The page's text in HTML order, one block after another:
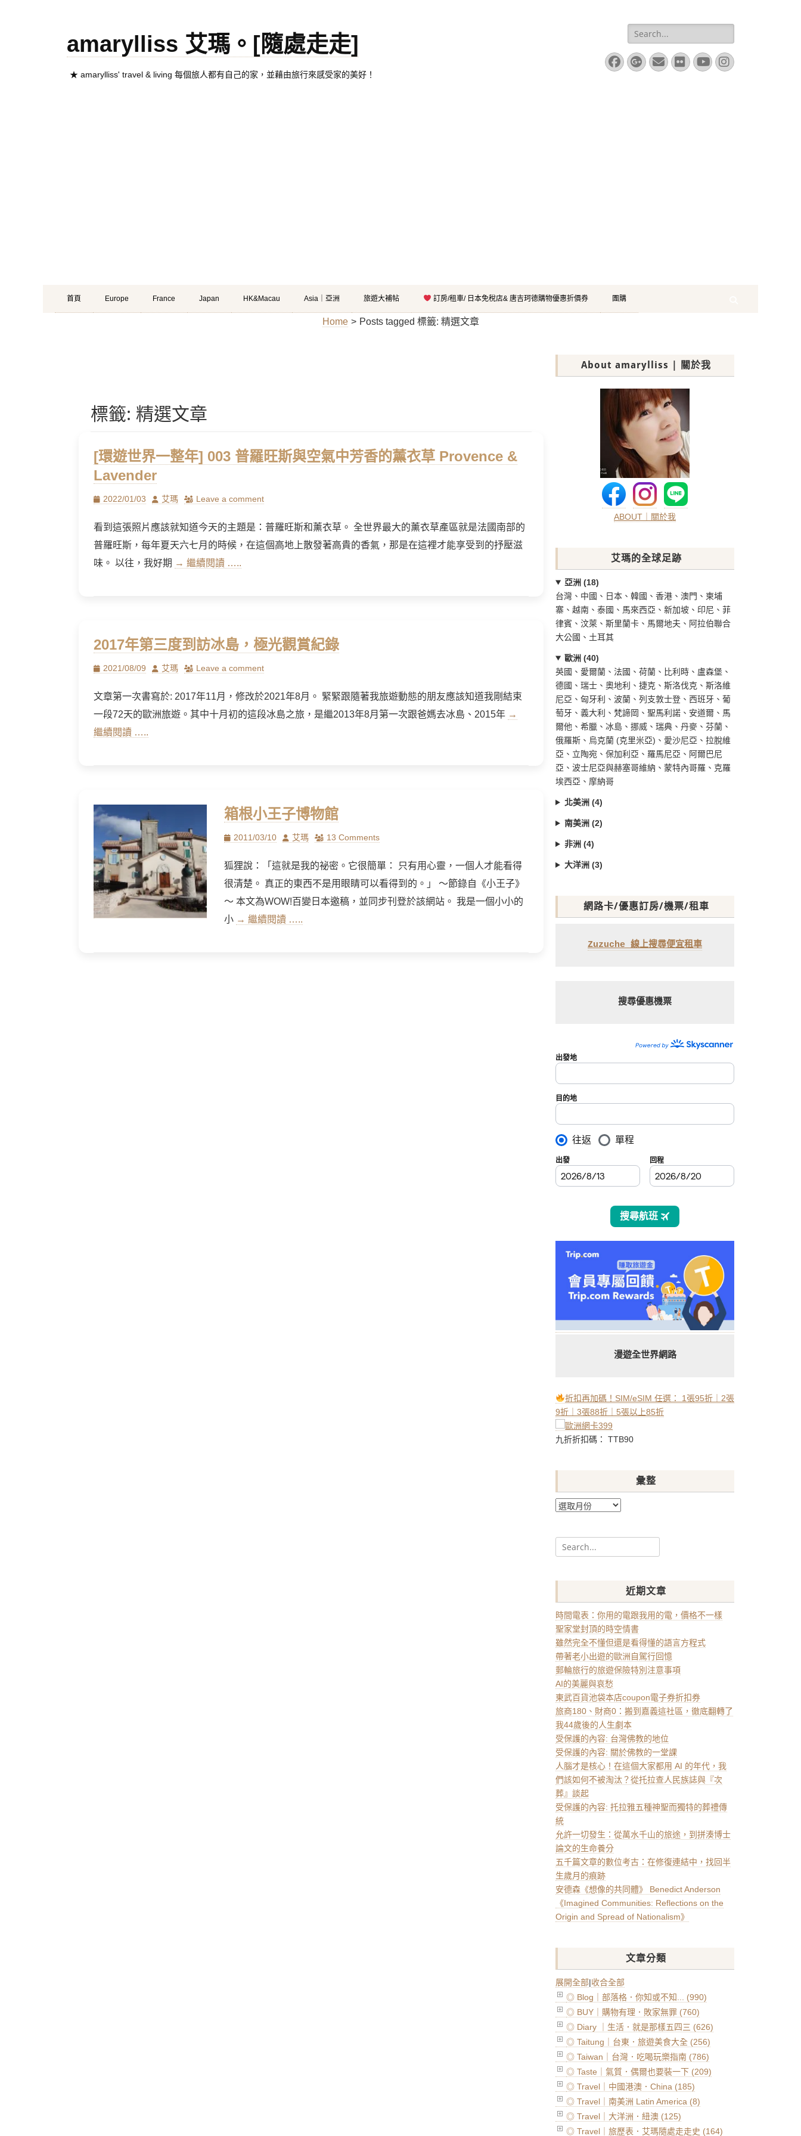
amarylliss 艾瑪。[隨處走走]
★ amarylliss' travel & living 每個旅人都有自己的家，並藉由旅行來感受家的美好！
Search
for:
Facebook
Googleplus
EmailFlickrYouTube
Instagram
Primary
Menu
Skip
to
首頁 Europe France Japan HK&Macau Asia｜亞洲 旅遊大補帖 訂房/租車/ 日本免稅店& 唐吉珂德購物優惠折價券 團購
Home > Posts tagged 標籤: 精選文章
標籤: 精選文章
[環遊世界一整年] 003 普羅旺斯與空氣中芳香的薰衣草 Provence &
Lavender
Posted
2022/01/03 Author
艾瑪 Leave a comment
看到這張照片應該就知道今天的主題是：普羅旺斯和薰衣草。 全世界最大的薰衣草產區就是法國南部的
普羅旺斯，每年夏天六七月的時候，在這個高地上散發著高貴的香氣，那是在這裡才能享受到的抒壓滋
味。 以往，我好期 → 繼續閱讀 …..
2017年第三度到訪冰島，極光觀賞紀錄
Posted
2021/08/09 Author
艾瑪 Leave a comment
文章第一次書寫於: 2017年11月，修改於2021年8月。 緊緊跟隨著我旅遊動態的朋友應該知道我剛結束
一段72天的歐洲旅遊。其中十月初的這段冰島之旅，是繼2013年8月第一次跟爸媽去冰島、2015年 →
繼續閱讀 …..
箱根小王子博物館
Posted
2011/03/10 Author
艾瑪 13 Comments
狐狸說：「這就是我的祕密。它很簡單： 只有用心靈，一個人才能看得
很清楚。 真正的東西不是用眼睛可以看得到的。」 ～節錄自《小王子》
～ 本文為WOW!百變日本邀稿，並同步刊登於該網站。 我是一個小小的
小 → 繼續閱讀 …..
About amarylliss | 關於我
ABOUT｜關於我
艾瑪的全球足跡
亞洲 (18)
台灣、中國、日本、韓國、香港、澳門、柬埔
寨、越南、泰國、馬來西亞、新加坡、印尼、菲
律賓、汶萊、斯里蘭卡、馬爾地夫、阿拉伯聯合
大公國、土耳其
歐洲 (40)
英國、愛爾蘭、法國、荷蘭、比利時、盧森堡、
德國、瑞士、奧地利、捷克、斯洛伐克、斯洛維
尼亞、匈牙利、波蘭、列支敦士登、西班牙、葡
萄牙、義大利、梵諦岡、聖馬利諾、安道爾、馬
爾他、希臘、冰島、挪威、瑞典、丹麥、芬蘭、
俄羅斯、烏克蘭 (克里米亞)、愛沙尼亞、拉脫維
亞、立陶宛、保加利亞、羅馬尼亞、阿爾巴尼
亞、波士尼亞與赫塞哥維納、蒙特內哥羅、克羅
埃西亞、摩納哥
北美洲 (4)
南美洲 (2)
非洲 (4)
大洋洲 (3)
網路卡/優惠訂房/機票/租車
Zuzuche 線上搜尋便宜租車
搜尋優惠機票
漫遊全世界網路
折扣再加碼！SIM/eSIM 任選： 1張95折｜2張
9折｜3張88折｜5張以上85折
九折折扣碼： TTB90
彙整
彙
Search
for:
近期文章
時間電表：你用的電跟我用的電，價格不一樣
聖家堂封頂的時空情書
雖然完全不懂但還是看得懂的語言方程式
帶著老小出遊的歐洲自駕行回憶
郵輪旅行的旅遊保險特別注意事項
AI的美麗與哀愁
東武百貨池袋本店coupon電子券折扣券
旅商180、財商0：搬到嘉義這社區，徹底翻轉了
我44歲後的人生劇本
受保護的內容: 台灣佛教的地位
受保護的內容: 關於佛教的一堂課
人腦才是核心！在這個大家都用 AI 的年代，我
們該如何不被淘汰？從托拉查人民族誌與『次
葬』談起
受保護的內容: 托拉雅五種神聖而獨特的葬禮傳
統
允許一切發生：從萬水千山的旅途，到拼湊博士
論文的生命養分
五千篇文章的數位考古：在修復連結中，找回半
生歲月的痕跡
安德森《想像的共同體》 Benedict Anderson
《Imagined Communities: Reflections on the
Origin and Spread of Nationalism》
文章分類
展開全部|收合全部
◎ Blog｜部落格．你知或不知... (990)
◎ BUY｜購物有理．敗家無罪 (760)
◎ Diary ｜生活．就是那樣五四三 (626)
◎ Taitung｜台東．旅遊美食大全 (256)
◎ Taiwan｜台灣．吃喝玩樂指南 (786)
◎ Taste｜氣質．偶爾也要裝一下 (209)
◎ Travel｜中國港澳．China (185)
◎ Travel｜南美洲 Latin America (8)
◎ Travel｜大洋洲．紐澳 (125)
◎ Travel｜旅歷表．艾瑪隨處走走史 (164)